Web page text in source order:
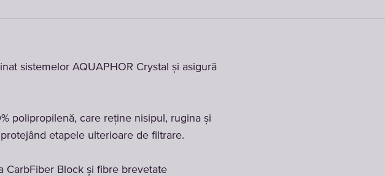
sistemelor AQUAPHOR Crystal și asigură
polipropilenă, care reține nisipul, rugina și
etapele ulterioare de filtrare.
CarbFiber Block și fibre brevetate